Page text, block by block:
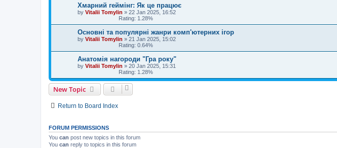
Хмарний геймінг: Як це працює
by Vitalii Tomylin » 22 Jan 2025, 16:52
Rating: 1.28%
Основні та популярні жанри комп'ютерних ігор
by Vitalii Tomylin » 21 Jan 2025, 15:02
Rating: 0.64%
Анатомія нагороди "Гра року"
by Vitalii Tomylin » 20 Jan 2025, 15:31
Rating: 1.28%
New Topic
Return to Board Index
FORUM PERMISSIONS
You can post new topics in this forum
You can reply to topics in this forum